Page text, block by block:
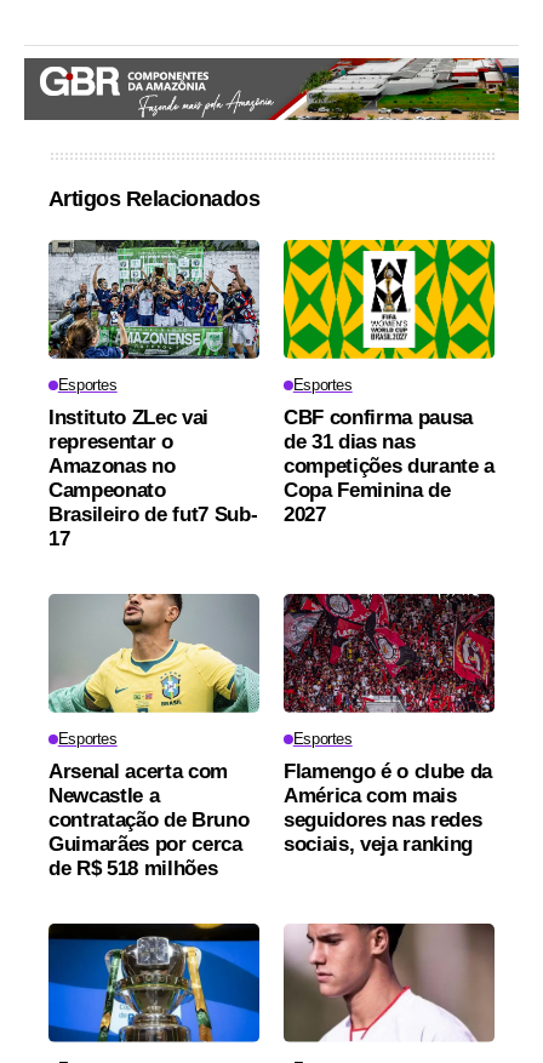
Artigos Relacionados
Esportes
Instituto ZLec vai
representar o
Amazonas no
Campeonato
Brasileiro de fut7 Sub-
17
Esportes
CBF confirma pausa
de 31 dias nas
competições durante a
Copa Feminina de
2027
Esportes
Arsenal acerta com
Newcastle a
contratação de Bruno
Guimarães por cerca
de R$ 518 milhões
Esportes
Flamengo é o clube da
América com mais
seguidores nas redes
sociais, veja ranking